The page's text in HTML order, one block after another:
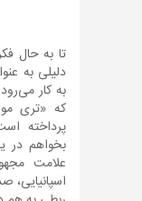
تا به حال
دلیلی به
به کار
که «تری
پرداخته
علامت